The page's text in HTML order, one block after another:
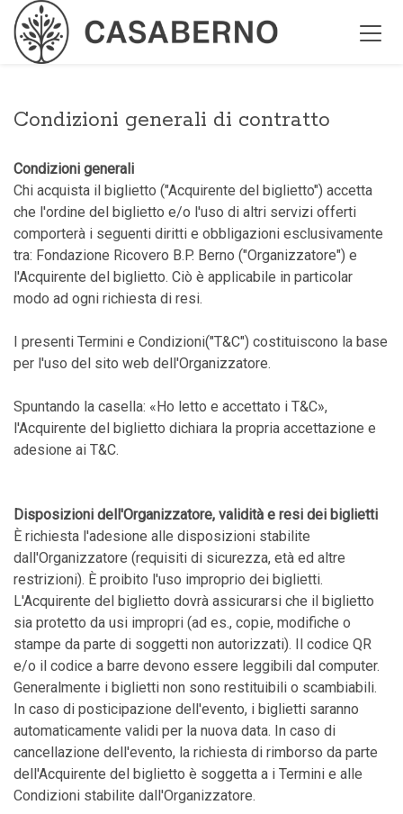
Condizioni generali di contratto
Condizioni generali
Chi acquista il biglietto ("Acquirente del biglietto") accetta
che l'ordine del biglietto e/o l'uso di altri servizi offerti
comporterà i seguenti diritti e obbligazioni esclusivamente
tra: Fondazione Ricovero B.P. Berno ("Organizzatore") e
l'Acquirente del biglietto. Ciò è applicabile in particolar
modo ad ogni richiesta di resi.
I presenti Termini e Condizioni("T&C") costituiscono la base
per l'uso del sito web dell'Organizzatore.
Spuntando la casella: «Ho letto e accettato i T&C»,
l'Acquirente del biglietto dichiara la propria accettazione e
adesione ai T&C.
Disposizioni dell'Organizzatore, validità e resi dei biglietti
È richiesta l'adesione alle disposizioni stabilite
dall'Organizzatore (requisiti di sicurezza, età ed altre
restrizioni). È proibito l'uso improprio dei biglietti.
L'Acquirente del biglietto dovrà assicurarsi che il biglietto
sia protetto da usi impropri (ad es., copie, modifiche o
stampe da parte di soggetti non autorizzati). Il codice QR
e/o il codice a barre devono essere leggibili dal computer.
Generalmente i biglietti non sono restituibili o scambiabili.
In caso di posticipazione dell'evento, i biglietti saranno
automaticamente validi per la nuova data. In caso di
cancellazione dell'evento, la richiesta di rimborso da parte
dell'Acquirente del biglietto è soggetta a i Termini e alle
Condizioni stabilite dall'Organizzatore.